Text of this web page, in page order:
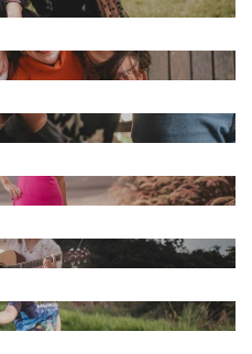
E MAICOW
CARNIEL